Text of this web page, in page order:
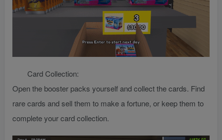
Card Collection:
Open the booster packs yourself and collect the cards. Find
rare cards and sell them to make a fortune, or keep them to
complete your card collection.